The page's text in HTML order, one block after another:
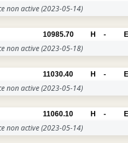
non active(2023-05-14)
10985.70 H -
non active(2023-05-18)
11030.40 H -
non active(2023-05-14)
11060.10 H -
non active(2023-05-14)